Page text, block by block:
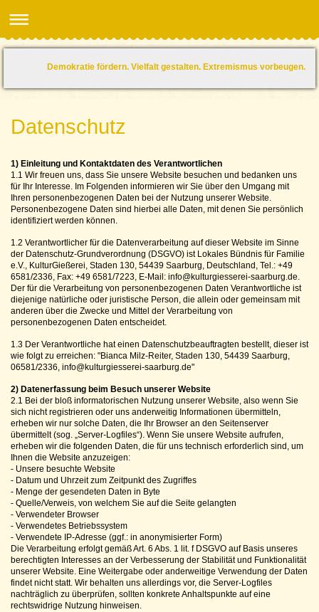
Demokratie fördern. Vielfalt gestalten. Extremismus vorbeugen.
Datenschutz
1) Einleitung und Kontaktdaten des Verantwortlichen
1.1 Wir freuen uns, dass Sie unsere Website besuchen und bedanken uns
für Ihr Interesse. Im Folgenden informieren wir Sie über den Umgang mit
Ihren personenbezogenen Daten bei der Nutzung unserer Website.
Personenbezogene Daten sind hierbei alle Daten, mit denen Sie persönlich
identifiziert werden können.
1.2 Verantwortlicher für die Datenverarbeitung auf dieser Website im Sinne
der Datenschutz-Grundverordnung (DSGVO) ist Lokales Bündnis für Familie
e.V., KulturGießerei, Staden 130, 54439 Saarburg, Deutschland, Tel.: +49
6581/2336, Fax: +49 6581/7223, E-Mail: info@kulturgiesserei-saarburg.de.
Der für die Verarbeitung von personenbezogenen Daten Verantwortliche ist
diejenige natürliche oder juristische Person, die allein oder gemeinsam mit
anderen über die Zwecke und Mittel der Verarbeitung von
personenbezogenen Daten entscheidet.
1.3 Der Verantwortliche hat einen Datenschutzbeauftragten bestellt, dieser ist
wie folgt zu erreichen: "Bianca Milz-Reiter, Staden 130, 54439 Saarburg,
06581/2336, info@kulturgiesserei-saarburg.de"
2) Datenerfassung beim Besuch unserer Website
2.1 Bei der bloß informatorischen Nutzung unserer Website, also wenn Sie
sich nicht registrieren oder uns anderweitig Informationen übermitteln,
erheben wir nur solche Daten, die Ihr Browser an den Seitenserver
übermittelt (sog. „Server-Logfiles“). Wenn Sie unsere Website aufrufen,
erheben wir die folgenden Daten, die für uns technisch erforderlich sind, um
Ihnen die Website anzuzeigen:
- Unsere besuchte Website
- Datum und Uhrzeit zum Zeitpunkt des Zugriffes
- Menge der gesendeten Daten in Byte
- Quelle/Verweis, von welchem Sie auf die Seite gelangten
- Verwendeter Browser
- Verwendetes Betriebssystem
- Verwendete IP-Adresse (ggf.: in anonymisierter Form)
Die Verarbeitung erfolgt gemäß Art. 6 Abs. 1 lit. f DSGVO auf Basis unseres
berechtigten Interesses an der Verbesserung der Stabilität und Funktionalität
unserer Website. Eine Weitergabe oder anderweitige Verwendung der Daten
findet nicht statt. Wir behalten uns allerdings vor, die Server-Logfiles
nachträglich zu überprüfen, sollten konkrete Anhaltspunkte auf eine
rechtswidrige Nutzung hinweisen.